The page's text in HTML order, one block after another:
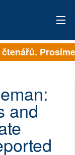
and